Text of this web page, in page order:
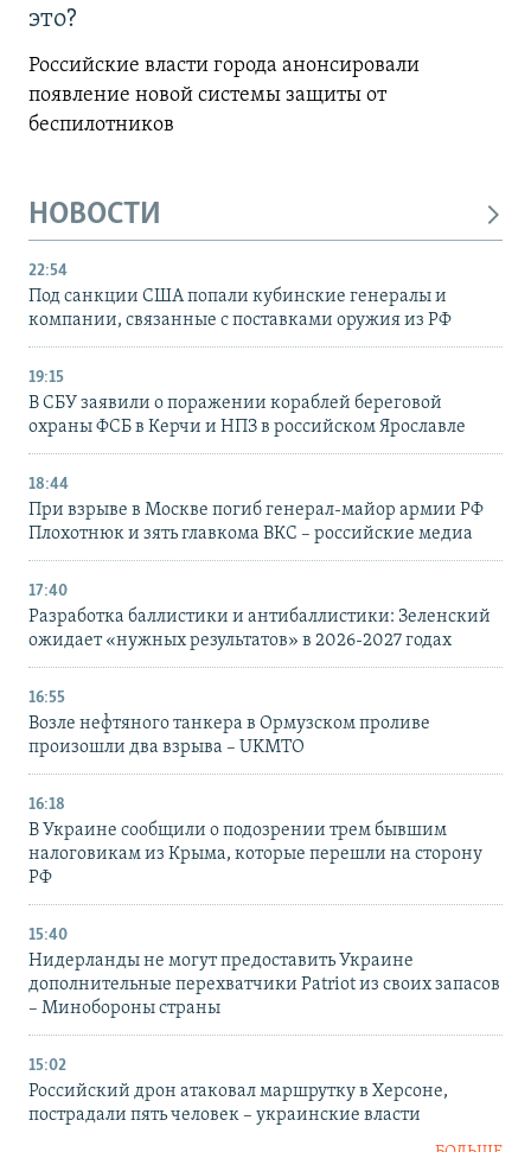
это?
Российские власти города анонсировали
появление новой системы защиты от
беспилотников
НОВОСТИ
22:54
Под санкции США попали кубинские генералы и
компании, связанные с поставками оружия из РФ
19:15
В СБУ заявили о поражении кораблей береговой
охраны ФСБ в Керчи и НПЗ в российском Ярославле
18:44
При взрыве в Москве погиб генерал-майор армии РФ
Плохотнюк и зять главкома ВКС – российские медиа
17:40
Разработка баллистики и антибаллистики: Зеленский
ожидает «нужных результатов» в 2026-2027 годах
16:55
Возле нефтяного танкера в Ормузском проливе
произошли два взрыва – UKMTO
16:18
В Украине сообщили о подозрении трем бывшим
налоговикам из Крыма, которые перешли на сторону
РФ
15:40
Нидерланды не могут предоставить Украине
дополнительные перехватчики Patriot из своих запасов
– Минобороны страны
15:02
Российский дрон атаковал маршрутку в Херсоне,
пострадали пять человек – украинские власти